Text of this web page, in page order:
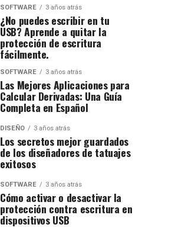
SOFTWARE 3 años atrás
¿No puedes escribir en tu
USB? Aprende a quitar la
protección de escritura
fácilmente.
SOFTWARE 3 años atrás
Las Mejores Aplicaciones para
Calcular Derivadas: Una Guía
Completa en Español
DISEÑO 3 años atrás
Los secretos mejor guardados
de los diseñadores de tatuajes
exitosos
SOFTWARE 3 años atrás
Cómo activar o desactivar la
protección contra escritura en
dispositivos USB